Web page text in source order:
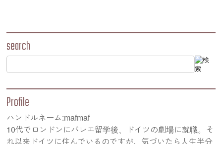
search
Profile
ハンドルネーム:mafmaf
10代でロンドンにバレエ留学後、ドイツの劇場に就職。そ
れ以来ドイツに住んでいるのですが、気づいたら人生半分